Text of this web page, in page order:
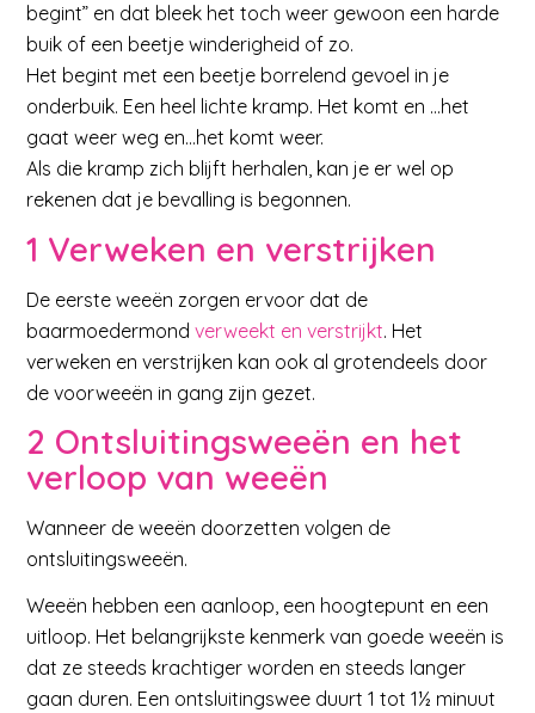
begint” en dat bleek het toch weer gewoon een harde
buik of een beetje winderigheid of zo.
Het begint met een beetje borrelend gevoel in je
onderbuik. Een heel lichte kramp. Het komt en …het
gaat weer weg en…het komt weer.
Als die kramp zich blijft herhalen, kan je er wel op
rekenen dat je bevalling is begonnen.
1 Verweken en verstrijken
De eerste weeën zorgen ervoor dat de
baarmoedermondverweekt en verstrijkt. Het
verweken en verstrijken kan ook al grotendeels door
de voorweeën in gang zijn gezet.
2 Ontsluitingsweeën en het
verloop van weeën
Wanneer de weeën doorzetten volgen de
ontsluitingsweeën.
Weeën hebben een aanloop, een hoogtepunt en een
uitloop. Het belangrijkste kenmerk van goede weeën is
dat ze steeds krachtiger worden en steeds langer
gaan duren. Een ontsluitingswee duurt 1 tot 1½ minuut